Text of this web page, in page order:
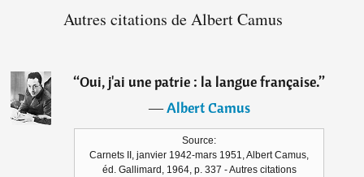
Autres citations de Albert Camus
“Oui, j'ai une patrie : la langue française.”
―Albert Camus
Source:
Carnets II, janvier 1942-mars 1951, Albert Camus,
éd. Gallimard, 1964, p. 337 - Autres citations